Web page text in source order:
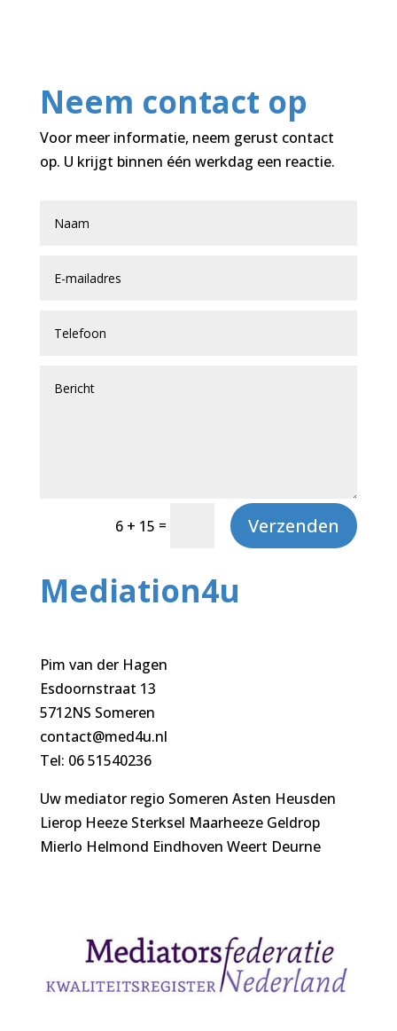
Neem contact op
Voor meer informatie, neem gerust contact
op. U krijgt binnen één werkdag een reactie.
6 + 15 = Verzenden
Mediation4u
Pim van der Hagen
Esdoornstraat 13
5712NS Someren
contact@med4u.nl
Tel: 06 51540236
Uw mediator regio Someren Asten Heusden
Lierop Heeze Sterksel Maarheeze Geldrop
Mierlo Helmond Eindhoven Weert Deurne